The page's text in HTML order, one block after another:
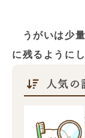
うがいは少
に残るように
人気の